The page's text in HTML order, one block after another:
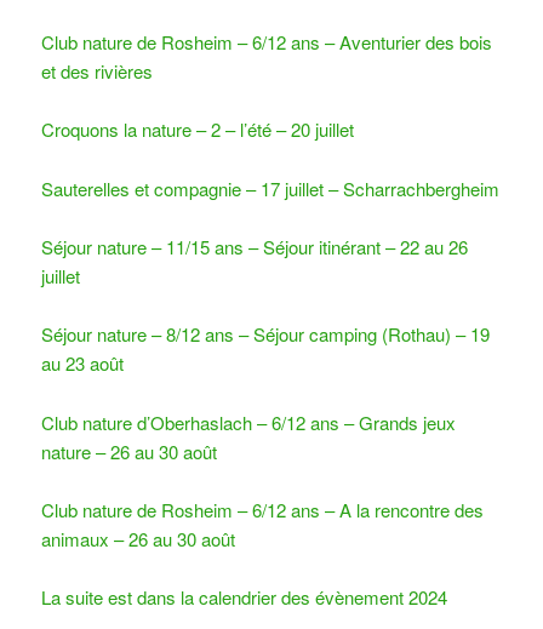
Club nature de Rosheim – 6/12 ans – Aventurier des bois
et des rivières
Croquons la nature – 2 – l’été – 20 juillet
Sauterelles et compagnie – 17 juillet – Scharrachbergheim
Séjour nature – 11/15 ans – Séjour itinérant – 22 au 26
juillet
Séjour nature – 8/12 ans – Séjour camping (Rothau) – 19
au 23 août
Club nature d’Oberhaslach – 6/12 ans – Grands jeux
nature – 26 au 30 août
Club nature de Rosheim – 6/12 ans – A la rencontre des
animaux – 26 au 30 août
La suite est dans la calendrier des évènement 2024